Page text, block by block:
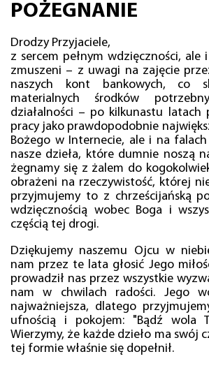
POŻEGNANIE
Drodzy Przyjaciele,
z sercem pełnym wdzięczności, ale
zmuszeni – z uwagi na zajęcie
naszych kont bankowych, co
materialnych środków
działalności – po kilkunastu latach
pracy jako prawdopodobnie
Bożego w Internecie, ale i na
nasze dzieła, które dumnie noszą
żegnamy się z żalem do
obrażeni na rzeczywistość, której
przyjmujemy to z chrześcijańską
wdzięcznością wobec Boga i
częścią tej drogi.
Dziękujemy naszemu Ojcu w
nam przez te lata głosić Jego
prowadził nas przez wszystkie
nam w chwilach radości. Jego
najważniejsza, dlatego
ufnością i pokojem: "Bądź wola
Wierzymy, że każde dzieło ma swój
tej formie właśnie się dopełnił.